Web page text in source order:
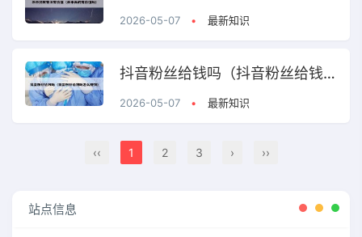
2026-05-07 • 最新知识
抖音粉丝给钱吗（抖音粉丝给钱吗怎么赚钱）
2026-05-07 • 最新知识
‹‹ 1 2 3 › ››
站点信息